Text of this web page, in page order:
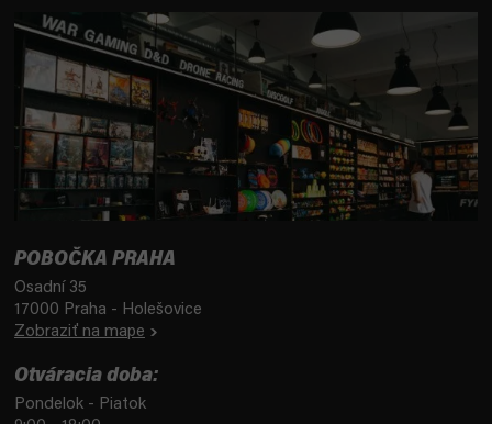
POBOČKA PRAHA
Osadní 35
17000 Praha - Holešovice
Zobraziť na mape
Otváracia doba:
Pondelok - Piatok